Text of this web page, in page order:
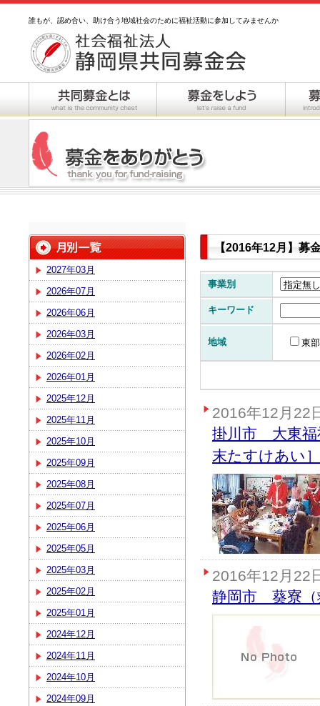
誰もが、認め合い、助け合う地域社会のために福祉活動に参加してみませんか
2027年03月
2026年07月
2026年06月
2026年03月
2026年02月
2026年01月
2025年12月
2025年11月
2025年10月
2025年09月
2025年08月
2025年07月
2025年06月
2025年05月
2025年03月
2025年02月
2025年01月
2024年12月
2024年11月
2024年10月
2024年09月
【2016年12月】募
事業別
キーワード
地域 東部
2016年12月22
掛川市 大東福
末たすけあい］
2016年12月22
静岡市 葵寮（